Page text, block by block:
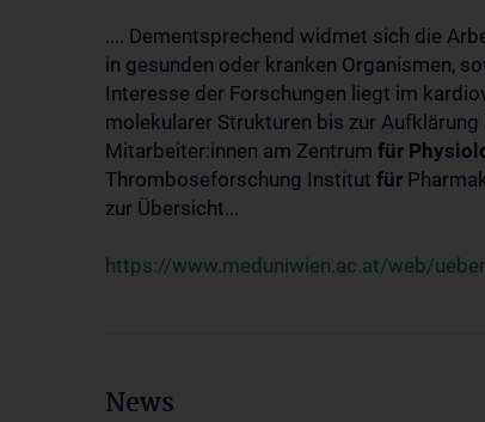
.... Dementsprechend widmet sich die
in gesunden oder kranken Organismen,
Interesse der Forschungen liegt im
molekularer Strukturen bis zur
Mitarbeiter:innen am Zentrum für
Thromboseforschung Institut für
zur Übersicht...
https://www.meduniwien.ac.at/web/
News